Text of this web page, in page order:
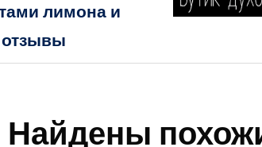
лимона и
Найдены